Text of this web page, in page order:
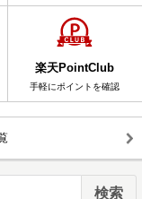
楽天PointClub
手軽にポイントを確認